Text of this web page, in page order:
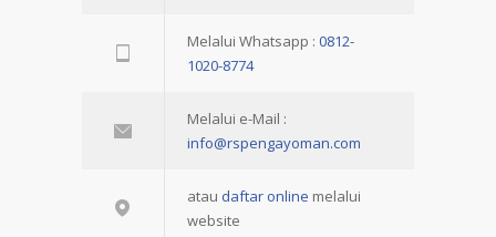
Melalui Whatsapp : 0812-
1020-8774
Melalui e-Mail :
info@rspengayoman.com
atau daftar online melalui
website